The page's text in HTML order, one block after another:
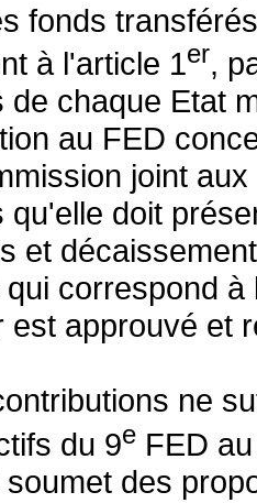
à l'article 1er,
de chaque Etat
au FED
joint aux
qu'elle doit
et
correspond
est approuvé et
ne
du 9e FED
des